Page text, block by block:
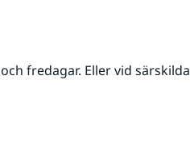
fredagar. Eller vid särskilda